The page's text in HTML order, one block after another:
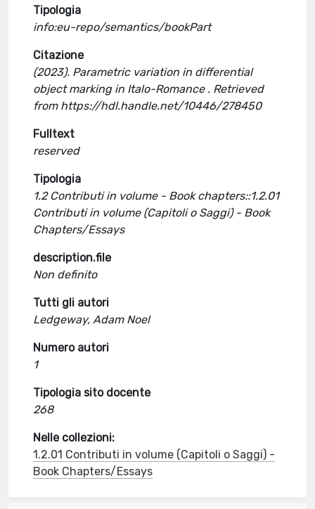
Tipologia
info:eu-repo/semantics/bookPart
Citazione
(2023). Parametric variation in differential
object marking in Italo-Romance . Retrieved
from https://hdl.handle.net/10446/278450
Fulltext
reserved
Tipologia
1.2 Contributi in volume - Book chapters::1.2.01
Contributi in volume (Capitoli o Saggi) - Book
Chapters/Essays
description.file
Non definito
Tutti gli autori
Ledgeway, Adam Noel
Numero autori
1
Tipologia sito docente
268
Nelle collezioni:
1.2.01 Contributi in volume (Capitoli o Saggi) -
Book Chapters/Essays